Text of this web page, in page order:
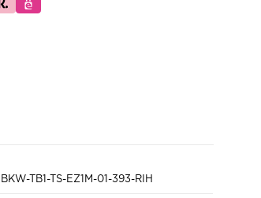
BKW-TB1-TS-EZ1M-01-393-RIH